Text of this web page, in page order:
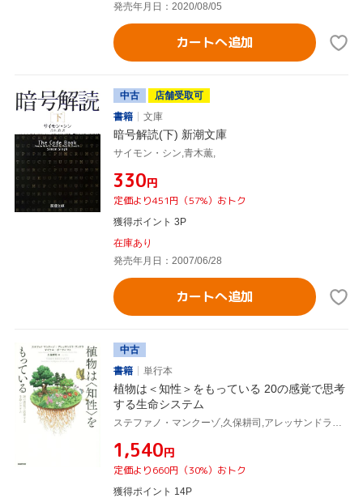
発売年月日：2020/08/05
カートへ追加
中古
店舗受取可
書籍
文庫
暗号解読(下) 新潮文庫
サイモン・シン,青木薫,
¥330円
定価より451円（57%）おトク
獲得ポイント 3P
在庫あり
発売年月日：2007/06/28
カートへ追加
中古
書籍
単行本
植物は＜知性＞をもっている 20の感覚で思考
する生命システム
ステファノ・マンクーゾ,久保耕司,アレッサンドラ・ヴィオラ,マイケル・ポーラン
¥1,540円
定価より660円（30%）おトク
獲得ポイント 14P